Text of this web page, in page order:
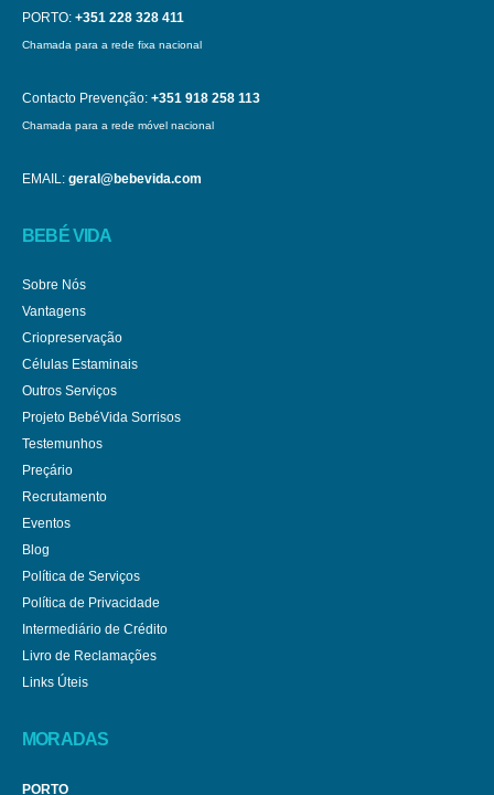
PORTO: +351 228 328 411
Chamada para a rede fixa nacional
Contacto Prevenção: +351 918 258 113
Chamada para a rede móvel nacional
EMAIL: geral@bebevida.com
BEBÉ VIDA
Sobre Nós
Vantagens
Criopreservação
Células Estaminais
Outros Serviços
Projeto BebéVida Sorrisos
Testemunhos
Preçário
Recrutamento
Eventos
Blog
Política de Serviços
Política de Privacidade
Intermediário de Crédito
Livro de Reclamações
Links Úteis
MORADAS
PORTO